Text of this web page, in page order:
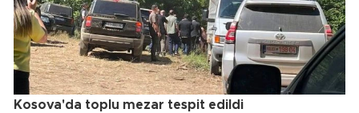
Kosova'da toplu mezar tespit edildi